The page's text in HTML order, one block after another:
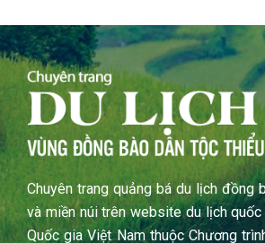
Chuyên trang quảng bá du lịch đồng
và miền núi trên website du lịch
Quốc gia Việt Nam thuộc Chương